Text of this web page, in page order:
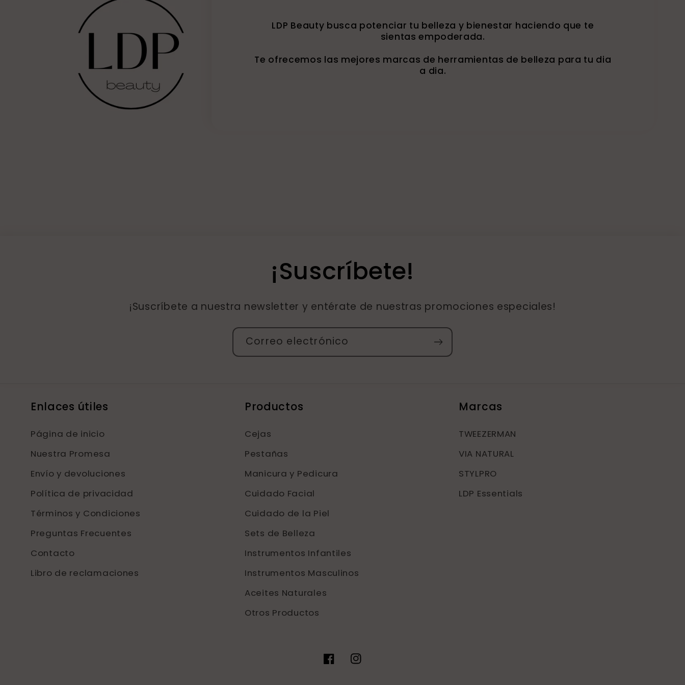
LDP Beauty busca potenciar tu belleza y bienestar haciendo que te
sientas empoderada.
Te ofrecemos las mejores marcas de herramientas de belleza para tu dia
a dia.
¡Suscríbete!
¡Suscríbete a nuestra newsletter y entérate de nuestras promociones especiales!
Correo electrónico
Enlaces útiles
Página de inicio
Nuestra Promesa
Envío y devoluciones
Política de privacidad
Términos y Condiciones
Preguntas Frecuentes
Contacto
Libro de reclamaciones
Productos
Cejas
Pestañas
Manicura y Pedicura
Cuidado Facial
Cuidado de la Piel
Sets de Belleza
Instrumentos Infantiles
Instrumentos Masculinos
Aceites Naturales
Otros Productos
Marcas
TWEEZERMAN
VIA NATURAL
STYLPRO
LDP Essentials
FacebookInstagram